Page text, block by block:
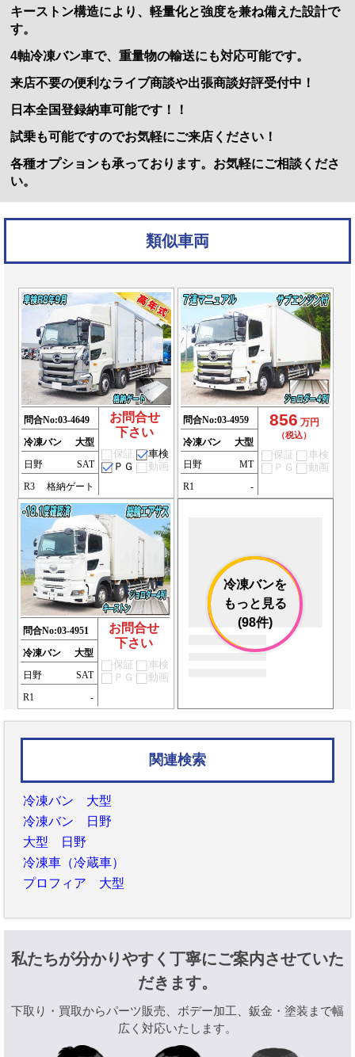
キーストン構造により、軽量化と強度を兼ね備えた設計で
す。
4軸冷凍バン車で、重量物の輸送にも対応可能です。
来店不要の便利なライブ商談や出張商談好評受付中！
日本全国登録納車可能です！！
試乗も可能ですのでお気軽にご来店ください！
各種オプションも承っております。お気軽にご相談くださ
い。
類似車両
問合No:03-4649
冷凍バン
大型
日野
SAT
R3
格納ゲート
お問合せ
下さい
保証
車検
ＰＧ
動画
問合No:03-4959
冷凍バン
大型
日野
MT
R1
-
856 万円
（税込）
保証
車検
ＰＧ
動画
問合No:03-4951
冷凍バン
大型
日野
SAT
R1
-
お問合せ
下さい
保証
車検
ＰＧ
動画
冷凍バンを
もっと見る
(98件)
関連検索
冷凍バン 大型
冷凍バン 日野
大型 日野
冷凍車（冷蔵車）
プロフィア 大型
私たちが分かりやすく丁寧にご案内させていた
だきます。
下取り・買取からパーツ販売、ボデー加工、鈑金・塗装まで幅
広く対応いたします。